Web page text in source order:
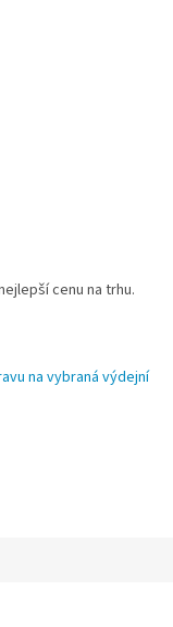
cenu na trhu.
na vybraná výdejní